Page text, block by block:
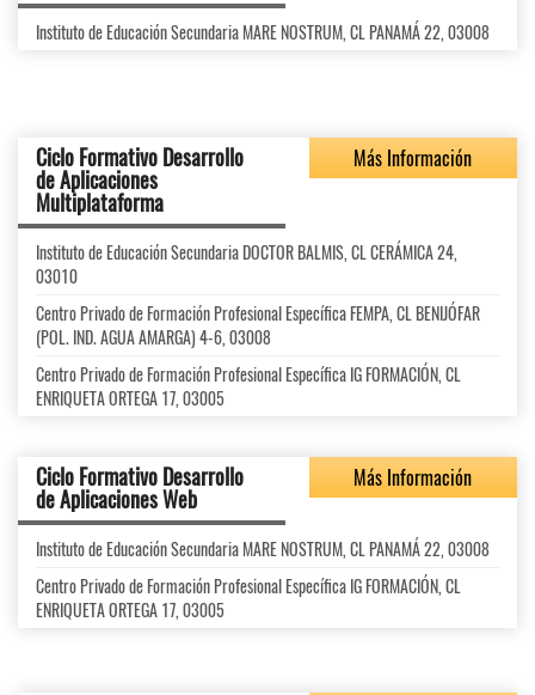
Instituto de Educación Secundaria MARE NOSTRUM, CL PANAMÁ 22, 03008
Ciclo Formativo Desarrollo
de Aplicaciones
Multiplataforma
Más Información
Instituto de Educación Secundaria DOCTOR BALMIS, CL CERÁMICA 24,
03010
Centro Privado de Formación Profesional Específica FEMPA, CL BENIJÓFAR
(POL. IND. AGUA AMARGA) 4-6, 03008
Centro Privado de Formación Profesional Específica IG FORMACIÓN, CL
ENRIQUETA ORTEGA 17, 03005
Ciclo Formativo Desarrollo
de Aplicaciones Web
Más Información
Instituto de Educación Secundaria MARE NOSTRUM, CL PANAMÁ 22, 03008
Centro Privado de Formación Profesional Específica IG FORMACIÓN, CL
ENRIQUETA ORTEGA 17, 03005